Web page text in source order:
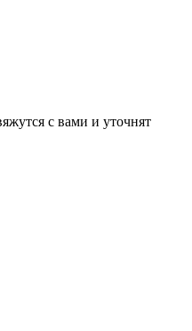
с вами и уточнят